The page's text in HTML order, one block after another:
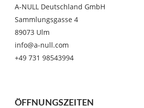
A-NULL Deutschland GmbH
Sammlungsgasse 4
89073 Ulm
info@a-null.com
+49 731 98543994
ÖFFNUNGSZEITEN